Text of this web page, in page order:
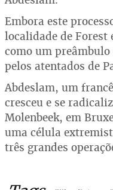
Embora este
localidade de Forest
como um preâmbulo
pelos atentados de
Abdeslam, um
cresceu e se
Molenbeek, em
uma célula
três grandes